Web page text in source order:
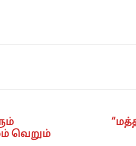
வெறும்